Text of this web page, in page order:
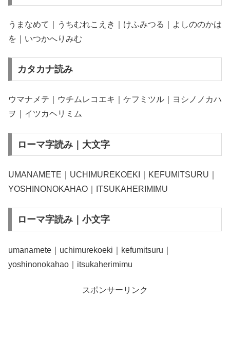
うまなめて｜うちむれこえき｜けふみつる｜よしののかは
を｜いつかへりみむ
カタカナ読み
ウマナメテ｜ウチムレコエキ｜ケフミツル｜ヨシノノカハ
ヲ｜イツカヘリミム
ローマ字読み｜大文字
UMANAMETE｜UCHIMUREKOEKI｜KEFUMITSURU｜
YOSHINONOKAHAO｜ITSUKAHERIMIMU
ローマ字読み｜小文字
umanamete｜uchimurekoeki｜kefumitsuru｜
yoshinonokahao｜itsukaherimimu
スポンサーリンク